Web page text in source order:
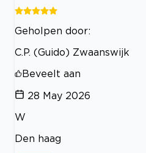
Geholpen door:
C.P. (Guido) Zwaanswijk
Beveelt aan
28 May 2026
W
Den haag